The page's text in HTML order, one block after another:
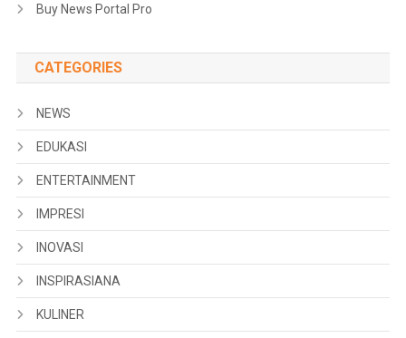
Buy News Portal Pro
CATEGORIES
NEWS
EDUKASI
ENTERTAINMENT
IMPRESI
INOVASI
INSPIRASIANA
KULINER